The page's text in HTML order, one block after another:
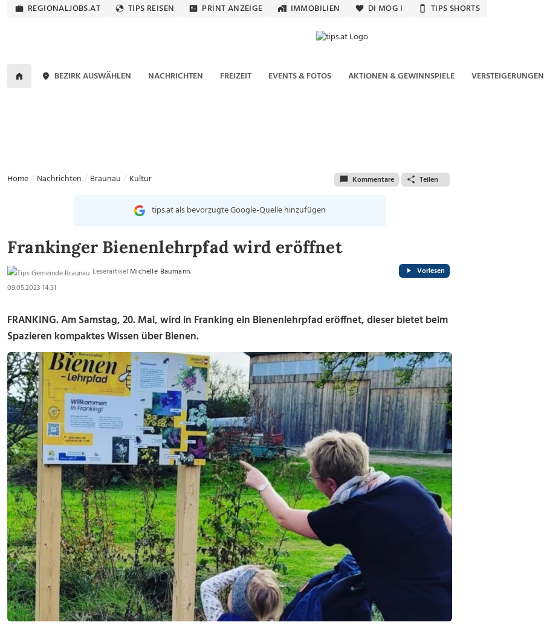
REGIONALJOBS.AT TIPS REISEN PRINT ANZEIGE IMMOBILIEN DI MOG I TIPS SHORTS
BEZIRK AUSWÄHLEN NACHRICHTEN FREIZEIT EVENTS & FOTOS AKTIONEN & GEWINNSPIELE VERSTEIGERUNGEN
Home Nachrichten Braunau Kultur Kommentare Teilen
tips.at als bevorzugte Google-Quelle hinzufügen
Frankinger Bienenlehrpfad wird eröffnet
Leserartikel Michelle Baumann,
09.05.2023 14:51
Vorlesen
FRANKING. Am Samstag, 20. Mai, wird in Franking ein Bienenlehrpfad eröffnet, dieser bietet beim
Spazieren kompaktes Wissen über Bienen.